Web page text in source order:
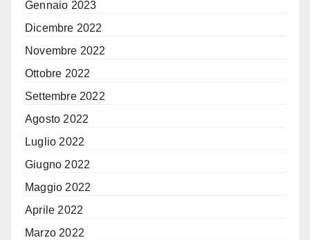
Gennaio 2023
Dicembre 2022
Novembre 2022
Ottobre 2022
Settembre 2022
Agosto 2022
Luglio 2022
Giugno 2022
Maggio 2022
Aprile 2022
Marzo 2022